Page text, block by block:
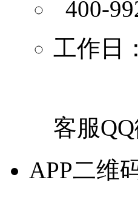
400-
工作日
客服
APP二维